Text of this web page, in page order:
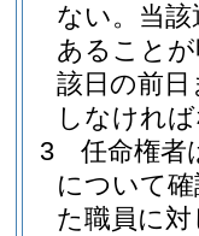
ない。 当
あること
該日の前
しなけれ
3
任命権者
について
た職員に